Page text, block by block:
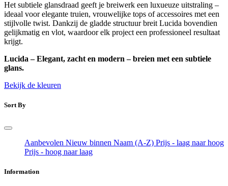
Het subtiele glansdraad geeft je breiwerk een luxueuze uitstraling –
ideaal voor elegante truien, vrouwelijke tops of accessoires met een
stijlvolle twist. Dankzij de gladde structuur breit Lucida bovendien
gelijkmatig en vlot, waardoor elk project een professioneel resultaat
krijgt.
Lucida – Elegant, zacht en modern – breien met een subtiele
glans.
Bekijk de kleuren
Sort By
Aanbevolen Nieuw binnen Naam (A-Z) Prijs - laag naar hoog
Prijs - hoog naar laag
Information